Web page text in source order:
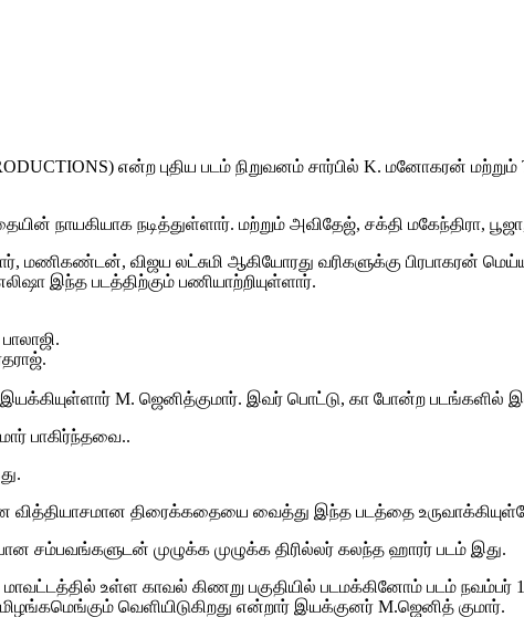
என்ற புதிய படம் நிறுவனம் சார்பில் K. மனோகரன்
நாயகியாக நடித்துள்ளார். மற்றும் அவிதேஜ், சக்தி மகேந்திரா,
மணிகண்டன், விஜய லட்சுமி ஆகியோரது வரிகளுக்கு பிரபாகரன்
இந்த படத்திற்கும் பணியாற்றியுள்ளார்.
M. ஜெனித்குமார். இவர் பொட்டு, கா போன்ற
பாகிர்ந்தவை..
வித்தியாசமான திரைக்கதையை வைத்து இந்த படத்தை
சம்பவங்களுடன் முழுக்க முழுக்க திரில்லர் கலந்த ஹாரர் படம் இது.
மாவட்டத்தில் உள்ள காவல் கிணறு பகுதியில் படமக்கினோம் படம்
வெளியிடுகிறது என்றார் இயக்குனர் M.ஜெனித் குமார்.